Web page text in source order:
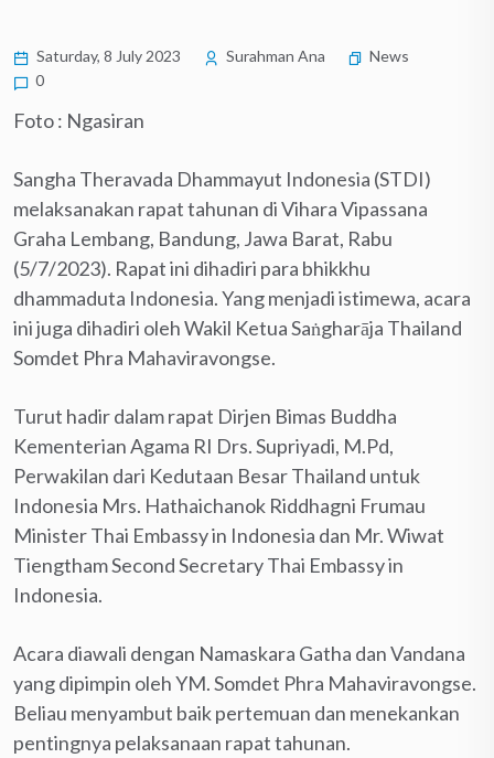
Saturday, 8 July 2023 Surahman Ana
News
0
Foto : Ngasiran
Sangha Theravada Dhammayut Indonesia (STDI)
melaksanakan rapat tahunan di Vihara Vipassana
Graha Lembang, Bandung, Jawa Barat, Rabu
(5/7/2023). Rapat ini dihadiri para bhikkhu
dhammaduta Indonesia. Yang menjadi istimewa, acara
ini juga dihadiri oleh Wakil Ketua Saṅgharāja Thailand
Somdet Phra Mahaviravongse.
Turut hadir dalam rapat Dirjen Bimas Buddha
Kementerian Agama RI Drs. Supriyadi, M.Pd,
Perwakilan dari Kedutaan Besar Thailand untuk
Indonesia Mrs. Hathaichanok Riddhagni Frumau
Minister Thai Embassy in Indonesia dan Mr. Wiwat
Tiengtham Second Secretary Thai Embassy in
Indonesia.
Acara diawali dengan Namaskara Gatha dan Vandana
yang dipimpin oleh YM. Somdet Phra Mahaviravongse.
Beliau menyambut baik pertemuan dan menekankan
pentingnya pelaksanaan rapat tahunan.